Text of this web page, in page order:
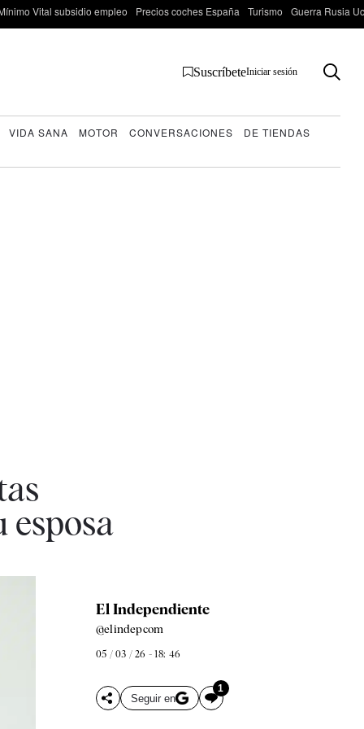
Vital subsidio empleo Precios coches España Turismo Guerra Rusia
SuscríbeteIniciar sesión
VIDA SANA MOTOR CONVERSACIONES DE TIENDAS
esposa
El Independiente
@elindepcom
05 / 03 / 26 - 18: 46
Seguir en
1